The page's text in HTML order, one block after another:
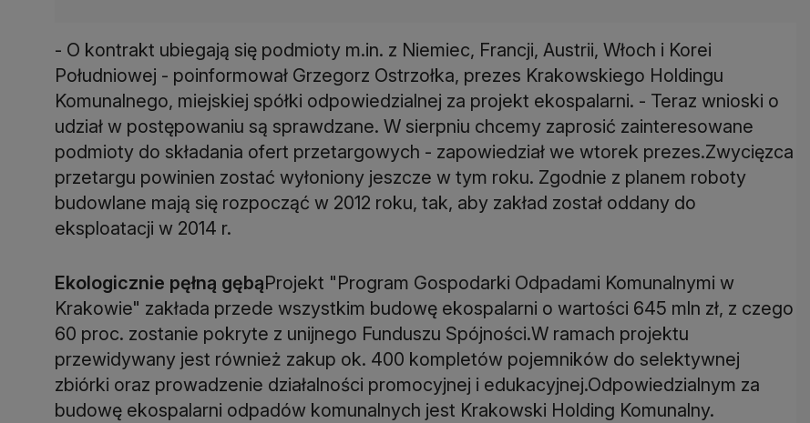
- O kontrakt ubiegają się podmioty m.in. z Niemiec, Francji, Austrii, Włoch i Korei
Południowej - poinformował Grzegorz Ostrzołka, prezes Krakowskiego Holdingu
Komunalnego, miejskiej spółki odpowiedzialnej za projekt ekospalarni. - Teraz wnioski o
udział w postępowaniu są sprawdzane. W sierpniu chcemy zaprosić zainteresowane
podmioty do składania ofert przetargowych - zapowiedział we wtorek prezes.Zwycięzca
przetargu powinien zostać wyłoniony jeszcze w tym roku. Zgodnie z planem roboty
budowlane mają się rozpocząć w 2012 roku, tak, aby zakład został oddany do
eksploatacji w 2014 r.
Ekologicznie pęłną gębąProjekt "Program Gospodarki Odpadami Komunalnymi w
Krakowie" zakłada przede wszystkim budowę ekospalarni o wartości 645 mln zł, z czego
60 proc. zostanie pokryte z unijnego Funduszu Spójności.W ramach projektu
przewidywany jest również zakup ok. 400 kompletów pojemników do selektywnej
zbiórki oraz prowadzenie działalności promocyjnej i edukacyjnej.Odpowiedzialnym za
budowę ekospalarni odpadów komunalnych jest Krakowski Holding Komunalny.